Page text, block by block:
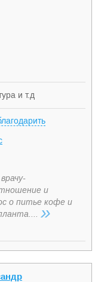
и т.д
и
о питье кофе и
»